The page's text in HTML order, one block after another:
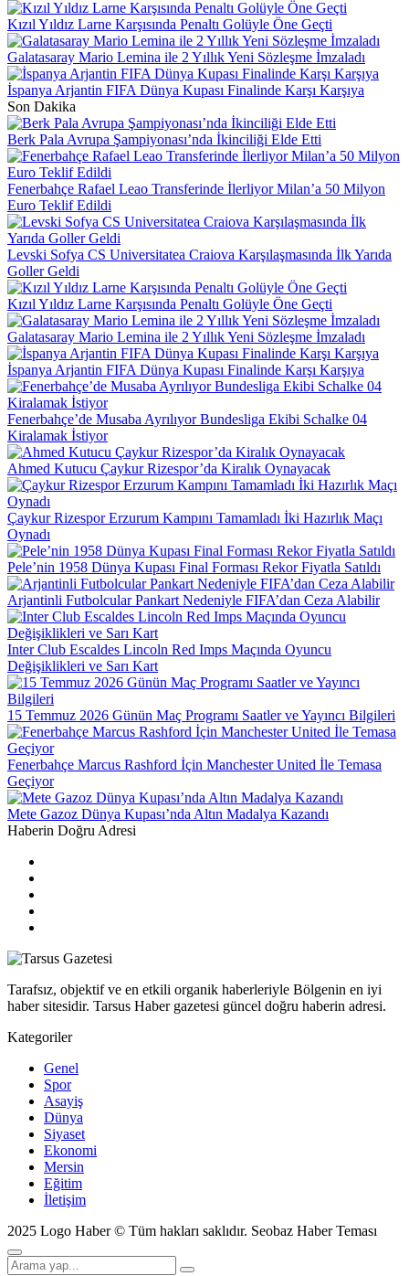
Kızıl Yıldız Larne Karşısında Penaltı Golüyle Öne Geçti
Galatasaray Mario Lemina ile 2 Yıllık Yeni Sözleşme İmzaladı
İspanya Arjantin FIFA Dünya Kupası Finalinde Karşı Karşıya
Son Dakika
Berk Pala Avrupa Şampiyonası’nda İkinciliği Elde Etti
Fenerbahçe Rafael Leao Transferinde İlerliyor Milan’a 50 Milyon
Euro Teklif Edildi
Levski Sofya CS Universitatea Craiova Karşılaşmasında İlk Yarıda
Goller Geldi
Kızıl Yıldız Larne Karşısında Penaltı Golüyle Öne Geçti
Galatasaray Mario Lemina ile 2 Yıllık Yeni Sözleşme İmzaladı
İspanya Arjantin FIFA Dünya Kupası Finalinde Karşı Karşıya
Fenerbahçe’de Musaba Ayrılıyor Bundesliga Ekibi Schalke 04
Kiralamak İstiyor
Ahmed Kutucu Çaykur Rizespor’da Kiralık Oynayacak
Çaykur Rizespor Erzurum Kampını Tamamladı İki Hazırlık Maçı
Oynadı
Pele’nin 1958 Dünya Kupası Final Forması Rekor Fiyatla Satıldı
Arjantinli Futbolcular Pankart Nedeniyle FIFA’dan Ceza Alabilir
Inter Club Escaldes Lincoln Red Imps Maçında Oyuncu
Değişiklikleri ve Sarı Kart
15 Temmuz 2026 Günün Maç Programı Saatler ve Yayıncı Bilgileri
Fenerbahçe Marcus Rashford İçin Manchester United İle Temasa
Geçiyor
Mete Gazoz Dünya Kupası’nda Altın Madalya Kazandı
Haberin Doğru Adresi
Tarafsız, objektif ve en etkili organik haberleriyle Bölgenin en iyi
haber sitesidir. Tarsus Haber gazetesi güncel doğru haberin adresi.
Kategoriler
Genel
Spor
Asayiş
Dünya
Siyaset
Ekonomi
Mersin
Eğitim
İletişim
2025 Logo Haber © Tüm hakları saklıdır. Seobaz Haber Teması